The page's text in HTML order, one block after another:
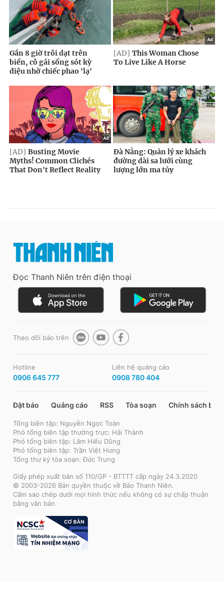
Đọc Thanh Niên trên điện thoại
Theo dõi báo trên
Hotline
0906 645 777
Liên hệ quảng cáo
0908 780 404
Đặt báo Quảng cáo RSS Tòa soạn Chính sách bảo
Tổng biên tập: Nguyễn Ngọc Toàn
Phó tổng biên tập thường trực: Hải Thành
Phó tổng biên tập: Lâm Hiếu Dũng
Phó tổng biên tập: Trần Việt Hưng
Tổng thư ký tòa soạn: Đức Trung
Giấy phép xuất bản số 110/GP - BTTTT cấp ngày 24.3.2020
© 2003-2026 Bản quyền thuộc về Báo Thanh Niên.
Cấm sao chép dưới mọi hình thức nếu không có sự chấp thuận
bằng văn bản.